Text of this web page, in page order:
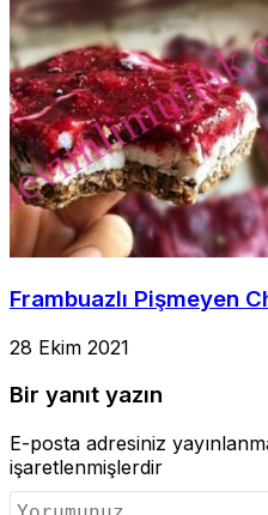
Frambuazlı Pişmeyen
28 Ekim 2021
Bir yanıt yazın
E-posta adresiniz
işaretlenmişlerdir